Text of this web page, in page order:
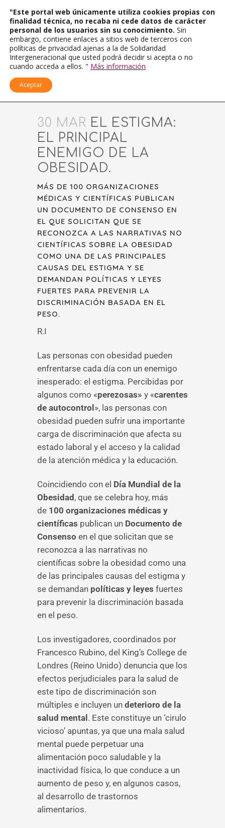
30 MAR EL ESTIGMA:
EL PRINCIPAL
ENEMIGO DE LA
OBESIDAD.
MÁS DE 100 ORGANIZACIONES
MÉDICAS Y CIENTÍFICAS PUBLICAN
UN DOCUMENTO DE CONSENSO EN
EL QUE SOLICITAN QUE SE
RECONOZCA A LAS NARRATIVAS NO
CIENTÍFICAS SOBRE LA OBESIDAD
COMO UNA DE LAS PRINCIPALES
CAUSAS DEL ESTIGMA Y SE
DEMANDAN POLÍTICAS Y LEYES
FUERTES PARA PREVENIR LA
DISCRIMINACIÓN BASADA EN EL
PESO.
R.I
Las personas con obesidad pueden
enfrentarse cada día con un enemigo
inesperado: el estigma. Percibidas por
algunos como «perezosas» y «carentes
de autocontrol », las personas con
obesidad pueden sufrir una importante
carga de discriminación que afecta su
estado laboral y el acceso y la calidad
de la atención médica y la educación.
Coincidiendo con el Día Mundial de la
Obesidad , que se celebra hoy, más
de 100 organizaciones médicas y
científicas publican un Documento de
Consenso en el que solicitan que se
reconozca a las narrativas no
científicas sobre la obesidad como una
de las principales causas del estigma y
se demandan políticas y leyes fuertes
para prevenir la discriminación basada
en el peso.
Los investigadores, coordinados por
Francesco Rubino, del King’s College de
Londres (Reino Unido) denuncia que los
efectos perjudiciales para la salud de
este tipo de discriminación son
múltiples e incluyen un deterioro de la
salud mental . Este constituye un ‘cirulo
vicioso’ apuntas, ya que una mala salud
mental puede perpetuar una
alimentación poco saludable y la
inactividad física, lo que conduce a un
aumento de peso y, en algunos casos,
al desarrollo de trastornos
alimentarios.
"Este portal web únicamente utiliza cookies propias con
finalidad técnica, no recaba ni cede datos de carácter
personal de los usuarios sin su conocimiento. Sin
embargo, contiene enlaces a sitios web de terceros con
políticas de privacidad ajenas a la de Solidaridad
Intergeneracional que usted podrá decidir si acepta o no
cuando acceda a ellos. " Más información
Aceptar